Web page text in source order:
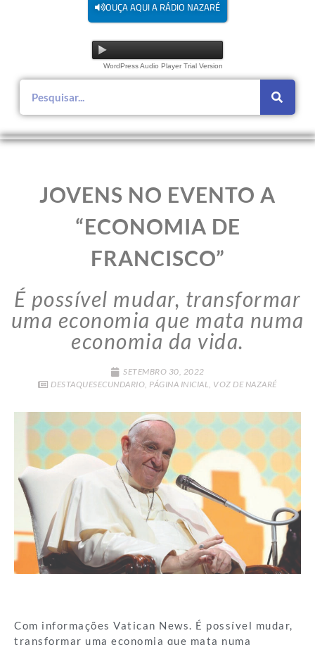
OUÇA AQUI A RÁDIO NAZARÉ
WordPress Audio Player Trial Version
JOVENS NO EVENTO A
“ECONOMIA DE
FRANCISCO”
É possível mudar, transformar
uma economia que mata numa
economia da vida.
SETEMBRO 30, 2022
DESTAQUESECUNDARIO, PÁGINA INICIAL, VOZ DE NAZARÉ
Com informações Vatican News. É possível mudar,
transformar uma economia que mata numa